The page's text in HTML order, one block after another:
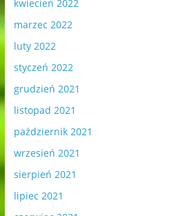
kwiecień 2022
marzec 2022
luty 2022
styczeń 2022
grudzień 2021
listopad 2021
październik 2021
wrzesień 2021
sierpień 2021
lipiec 2021